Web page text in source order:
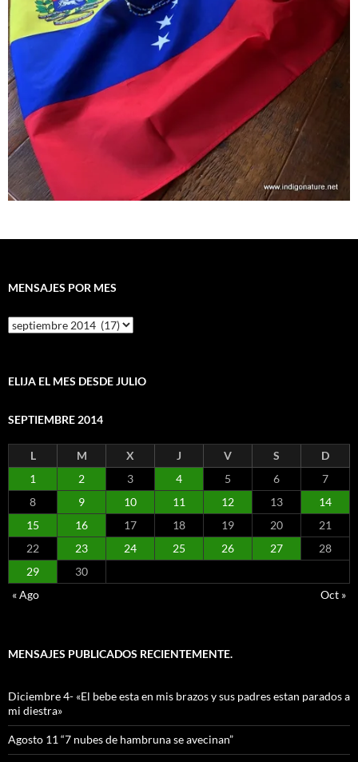
MENSAJES POR MES
Mensajes
por
ELIJA EL MES DESDE JULIO
SEPTIEMBRE 2014
L M X J V S
D
1
2 3 4 5 6
7
8
9 10 11 12 13
14
15
16 17 18 19 20
21
22
23 24 25 26 27
28
29
30
« Ago
Oct »
MENSAJES PUBLICADOS RECIENTEMENTE.
Diciembre 4- «El bebe esta en mis brazos y sus padres estan parados a
mi diestra»
Agosto 11 “7 nubes de hambruna se avecinan”